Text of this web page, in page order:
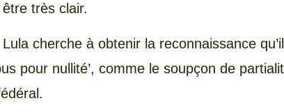
très clair.
cherche à obtenir la reconnaissance
pour nullité’, comme le soupçon de